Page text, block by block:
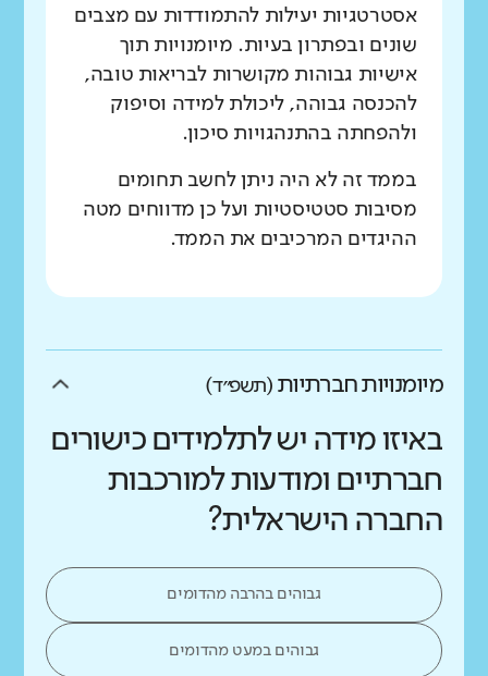
אסטרטגיות יעילות להתמודדות עם מצבים
שונים ובפתרון בעיות. מיומנויות תוך
אישיות גבוהות מקושרות לבריאות טובה,
להכנסה גבוהה, ליכולת למידה וסיפוק
ולהפחתה בהתנהגויות סיכון.
בממד זה לא היה ניתן לחשב תחומים
מסיבות סטטיסטיות ועל כן מדווחים מטה
ההיגדים המרכיבים את הממד.
מיומנויות חברתיות (תשפ״ד)
באיזו מידה יש לתלמידים כישורים
חברתיים ומודעות למורכבות
החברה הישראלית?
גבוהים בהרבה מהדומים
גבוהים במעט מהדומים